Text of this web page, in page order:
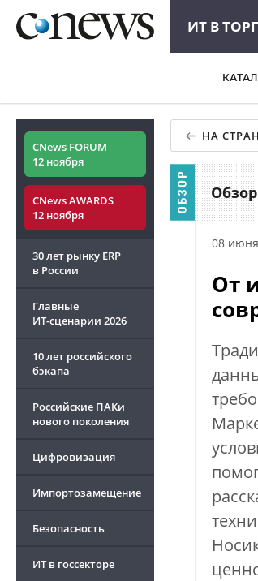
ИТ В
CNews FORUM
12 ноября
CNews AWARDS
12 ноября
30 лет рынку ERP
в России
Главные
ИТ-сценарии 2026
10 лет российского
бэкапа
Российские ПАКи
нового поколения
Цифровизация
Импортозамещение
Безопасность
ИТ в госсекторе
НА
08
От